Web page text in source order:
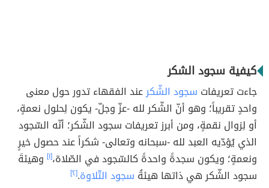
كيفية سجود الشكر
جاءت تعريفات سجود الشّكرعند الفقهاء تدور حول معنى
واحدٍ تقريباً؛ وهو أنّ الشّكر لله -عزّ وجلّ- يكون لِحلول نعمةٍ،
أو لِزوال نقمةٍ، ومن أبرز تعريفات سجود الشّكر؛ أنّه السّجود
الذي يُؤدّيه العبد لله -سبحانه وتعالى- شكراً عند حصول خيرٍ
ونعمةٍ؛ ويكون سجدةً واحدةً كالسّجود في الصّلاة،[١] وهيئةَ
سجود الشّكر هي ذاتها هيئةُ سجود التّلاوة.[٢]